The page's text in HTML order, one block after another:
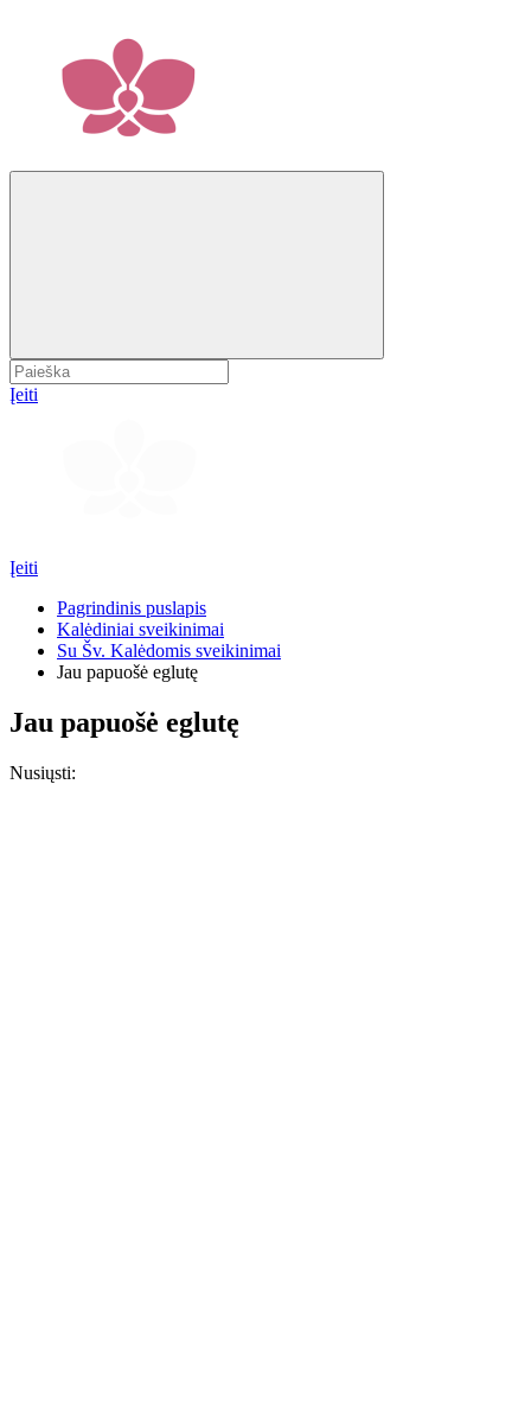
Įeiti
Įeiti
Pagrindinis puslapis
Kalėdiniai sveikinimai
Su Šv. Kalėdomis sveikinimai
Jau papuošė eglutę
Jau papuošė eglutę
Nusiųsti: